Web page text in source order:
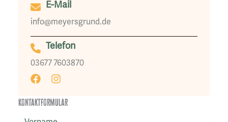
E-Mail
info@meyersgrund.de
Telefon
03677 7603870
Kontaktformular